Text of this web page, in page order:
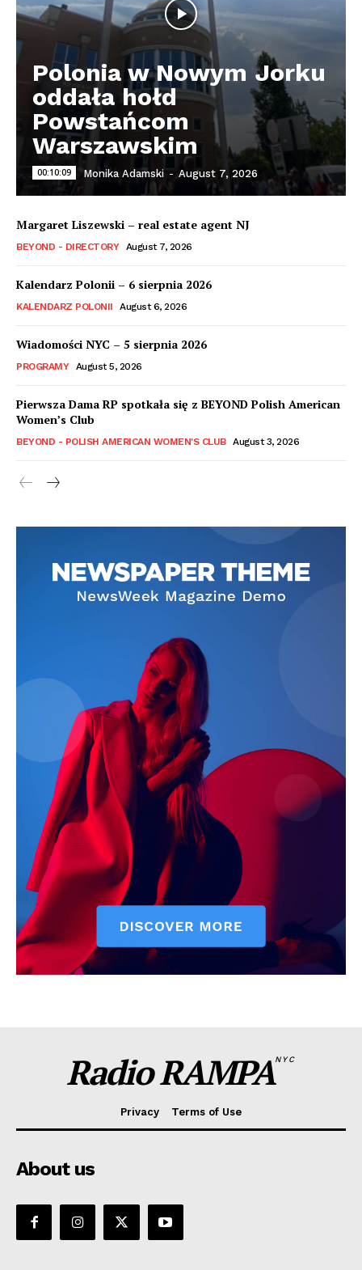
Polonia w Nowym Jorku
oddała hołd
Powstańcom
Warszawskim
00:10:09 Monika Adamski - August 7, 2026
Margaret Liszewski – real estate agent NJ
BEYOND - DIRECTORY August 7, 2026
Kalendarz Polonii – 6 sierpnia 2026
KALENDARZ POLONII August 6, 2026
Wiadomości NYC – 5 sierpnia 2026
PROGRAMY August 5, 2026
Pierwsza Dama RP spotkała się z BEYOND Polish American
Women’s Club
BEYOND - POLISH AMERICAN WOMEN'S CLUB August 3, 2026
Radio RAMPANYC
Privacy Terms of Use
About us